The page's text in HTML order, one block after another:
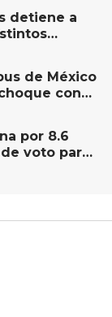
detiene a
de México
con
del Río
por 8.6
voto para
según